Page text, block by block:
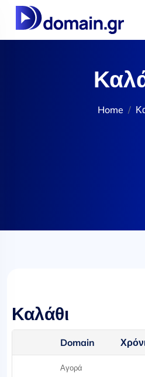
Home
Καλάθι
Domain
Αγορά